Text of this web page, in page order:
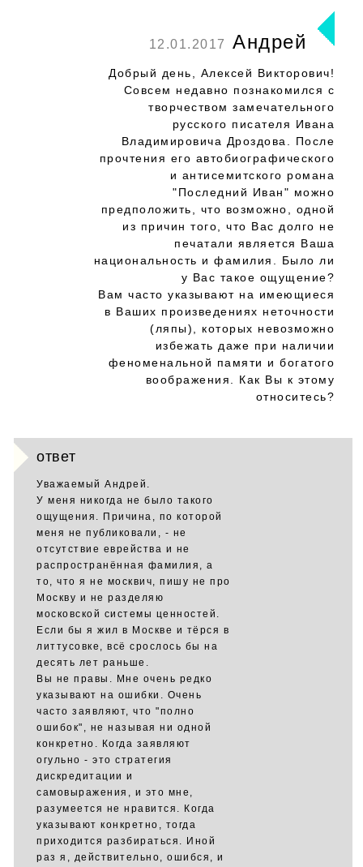
12.01.2017 Андрей
Добрый день, Алексей Викторович!
Совсем недавно познакомился с
творчеством замечательного
русского писателя Ивана
Владимировича Дроздова. После
прочтения его автобиографического
и антисемитского романа
"Последний Иван" можно
предположить, что возможно, одной
из причин того, что Вас долго не
печатали является Ваша
национальность и фамилия. Было ли
у Вас такое ощущение?
Вам часто указывают на имеющиеся
в Ваших произведениях неточности
(ляпы), которых невозможно
избежать даже при наличии
феноменальной памяти и богатого
воображения. Как Вы к этому
относитесь?
ответ
Уважаемый Андрей.
У меня никогда не было такого
ощущения. Причина, по которой
меня не публиковали, - не
отсутствие еврейства и не
распространённая фамилия, а
то, что я не москвич, пишу не про
Москву и не разделяю
московской системы ценностей.
Если бы я жил в Москве и тёрся в
литтусовке, всё срослось бы на
десять лет раньше.
Вы не правы. Мне очень редко
указывают на ошибки. Очень
часто заявляют, что "полно
ошибок", не называя ни одной
конкретно. Когда заявляют
огульно - это стратегия
дискредитации и
самовыражения, и это мне,
разумеется не нравится. Когда
указывают конкретно, тогда
приходится разбираться. Иной
раз я, действительно, ошибся, и